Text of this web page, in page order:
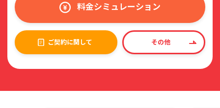
料金シミュレーション
ご契約に関して その他